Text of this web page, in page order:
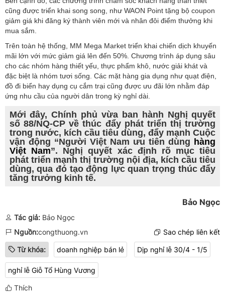
cũng được triển khai song song, như WAON Point tặng bộ coupon
giảm giá khi đăng ký thành viên mới và nhân đôi điểm thưởng khi
mua sắm.
Trên toàn hệ thống, MM Mega Market triển khai chiến dịch khuyến
mãi lớn với mức giảm giá lên đến 50%. Chương trình áp dụng sâu
cho các nhóm hàng thiết yếu, thực phẩm khô, nước giải khát và
đặc biệt là nhóm tươi sống. Các mặt hàng gia dụng như quạt điện,
đồ đi biển hay dụng cụ cắm trại cũng được ưu đãi lớn nhằm đáp
ứng nhu cầu của người dân trong kỳ nghỉ dài.
Mới đây, Chính phủ vừa ban hành Nghị quyết
số 88/NQ-CP về thúc đẩy phát triển thị trường
trong nước, kích cầu tiêu dùng, đẩy mạnh Cuộc
vận động “Người Việt Nam ưu tiên dùng hàng
Việt Nam”. Nghị quyết xác định rõ mục tiêu
phát triển mạnh thị trường nội địa, kích cầu tiêu
dùng, qua đó tạo động lực quan trọng thúc đẩy
tăng trưởng kinh tế.
Bảo Ngọc
Tác giả: Bảo Ngọc
Nguồn:congthuong.vn Sao chép liên kết
Từ khóa: doanh nghiệp bán lẻ Dịp nghỉ lễ 30/4 - 1/5
nghỉ lễ Giỗ Tổ Hùng Vương
Thích